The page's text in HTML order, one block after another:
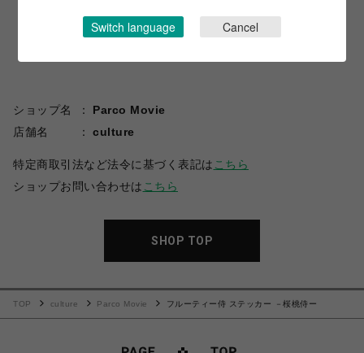
ショップ名
Parco Movie
店舗名
culture
特定商取引法など法令に基づく表記は こちら
ショップお問い合わせは こちら
SHOP TOP
TOP culture Parco Movie フルーティー侍 ステッカー －桜桃侍ー
Switch language Cancel